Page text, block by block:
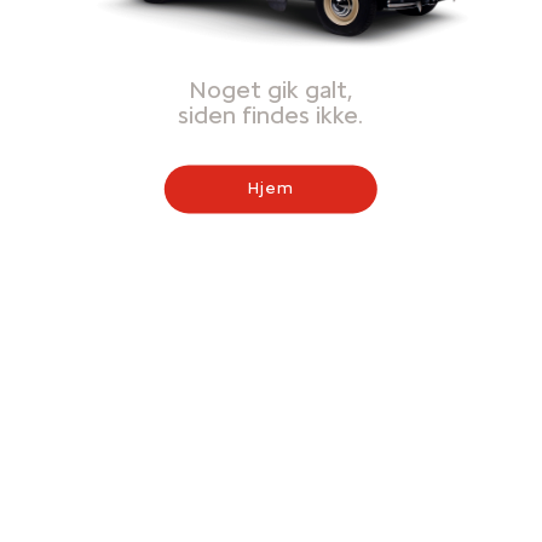
Noget gik galt,
siden findes ikke.
Hjem